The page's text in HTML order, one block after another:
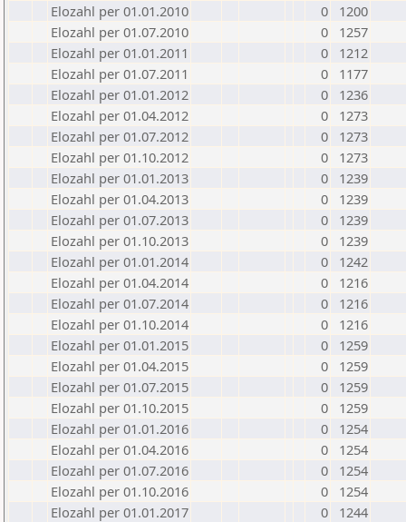
Elozahl per 01.01.2010
0
1200
Elozahl per 01.07.2010
0
1257
Elozahl per 01.01.2011
0
1212
Elozahl per 01.07.2011
0
1177
Elozahl per 01.01.2012
0
1236
Elozahl per 01.04.2012
0
1273
Elozahl per 01.07.2012
0
1273
Elozahl per 01.10.2012
0
1273
Elozahl per 01.01.2013
0
1239
Elozahl per 01.04.2013
0
1239
Elozahl per 01.07.2013
0
1239
Elozahl per 01.10.2013
0
1239
Elozahl per 01.01.2014
0
1242
Elozahl per 01.04.2014
0
1216
Elozahl per 01.07.2014
0
1216
Elozahl per 01.10.2014
0
1216
Elozahl per 01.01.2015
0
1259
Elozahl per 01.04.2015
0
1259
Elozahl per 01.07.2015
0
1259
Elozahl per 01.10.2015
0
1259
Elozahl per 01.01.2016
0
1254
Elozahl per 01.04.2016
0
1254
Elozahl per 01.07.2016
0
1254
Elozahl per 01.10.2016
0
1254
Elozahl per 01.01.2017
0
1244